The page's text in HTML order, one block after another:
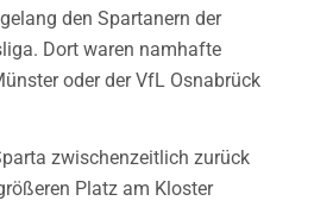
den Spartanern der
Dort waren namhafte
oder der VfL Osnabrück
zwischenzeitlich zurück
Platz am Kloster